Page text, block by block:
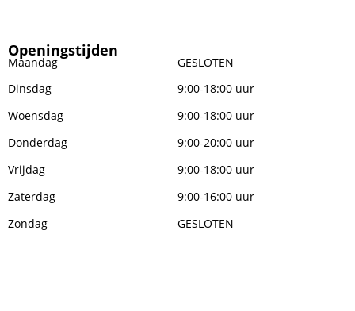
Openingstijden
Maandag
GESLOTEN
Dinsdag
9:00-18:00 uur
Woensdag
9:00-18:00 uur
Donderdag
9:00-20:00 uur
Vrijdag
9:00-18:00 uur
Zaterdag
9:00-16:00 uur
Zondag
GESLOTEN